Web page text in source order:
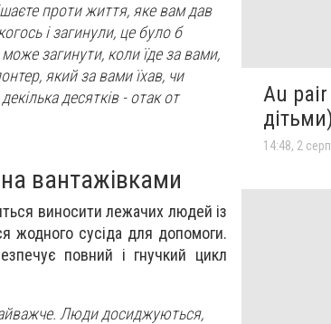
проти життя, яке вам дав
і загинули, це було б
загинути, коли їде за вами,
який за вами їхав, чи
десятків - отак от
вантажівками
виносити лежачих людей із
жодного сусіда для допомоги.
повний і гнучкий цикл
Люди досиджуються,
Au pair
дітьми)
14:48, 2